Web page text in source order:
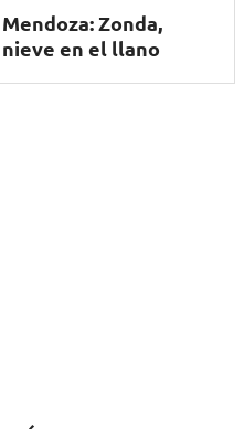
Zonda,
en el llano